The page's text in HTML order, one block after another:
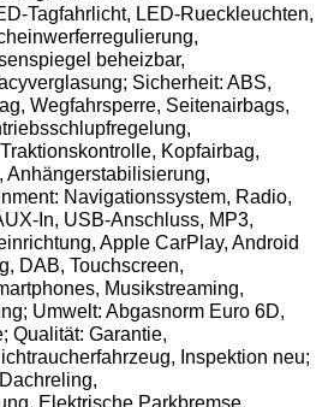
Tagfahrlicht, LED-Rueckleuchten,
beheizbar,
Sicherheit: ABS,
Wegfahrsperre, Seitenairbags,
Kopfairbag,
Anhängerstabilisierung,
Navigationssystem, Radio,
In, USB-Anschluss, MP3,
Apple CarPlay, Android
DAB, Touchscreen,
Musikstreaming,
Umwelt: Abgasnorm Euro 6D,
Qualität: Garantie,
Inspektion neu;